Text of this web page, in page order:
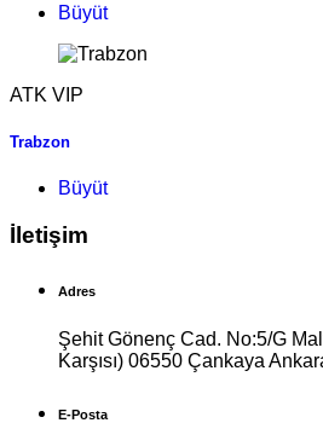
Büyüt
ATK VIP
Trabzon
Büyüt
İletişim
Adres
Şehit Gönenç Cad. No:5/G
Karşısı) 06550 Çankaya
E-Posta